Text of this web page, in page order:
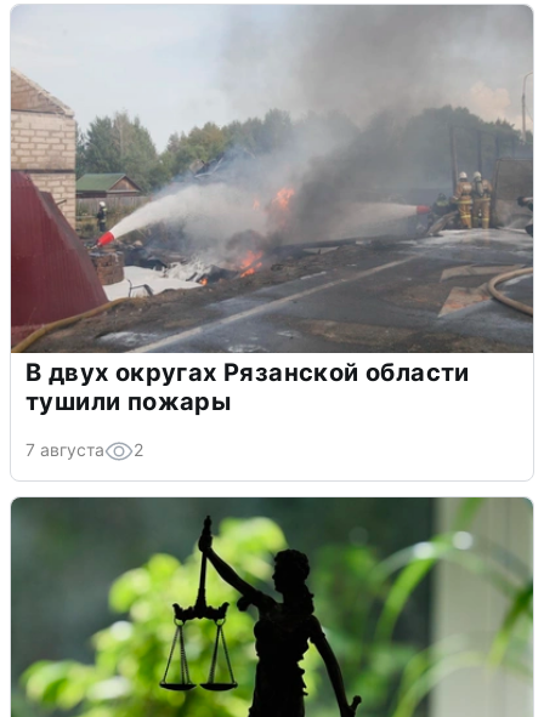
В двух округах Рязанской области
тушили пожары
7 августа 2